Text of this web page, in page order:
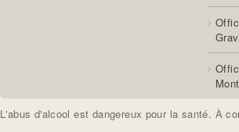
L'abus d'alcool est dangereux pour la santé. À